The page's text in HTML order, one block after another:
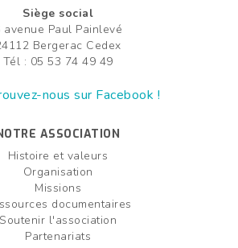
Siège social
avenue Paul Painlevé
Bergerac Cedex
Tél : 05 53 74 49 49
nous sur Facebook !
ASSOCIATION
Histoire et valeurs
Organisation
Missions
documentaires
Soutenir l'association
Partenariats